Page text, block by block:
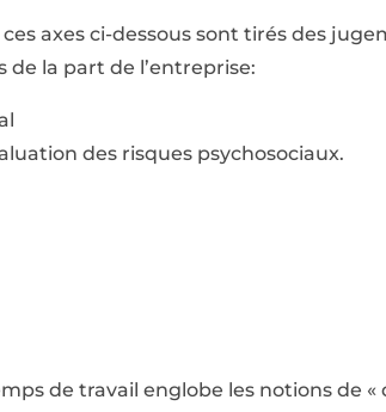
axes ci-dessous sont tirés des
la part de l’entreprise:
des risques psychosociaux.
de travail englobe les notions de «